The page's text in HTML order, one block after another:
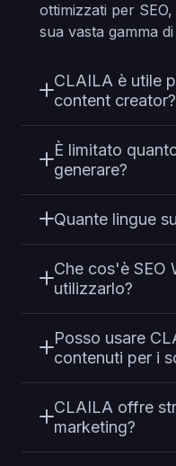
ottimizzati per
sua vasta gamma
CLAILA è utile
content creator?
È limitato
generare?
Quante lingue
Che cos'è SEO
utilizzarlo?
Posso usare
contenuti per i
CLAILA offre
marketing?